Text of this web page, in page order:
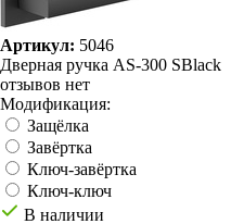
Артикул: 5046
Дверная ручка AS-300 SBlack
отзывов нет
Модификация:
Защёлка
Завёртка
Ключ-завёртка
Ключ-ключ
В наличии